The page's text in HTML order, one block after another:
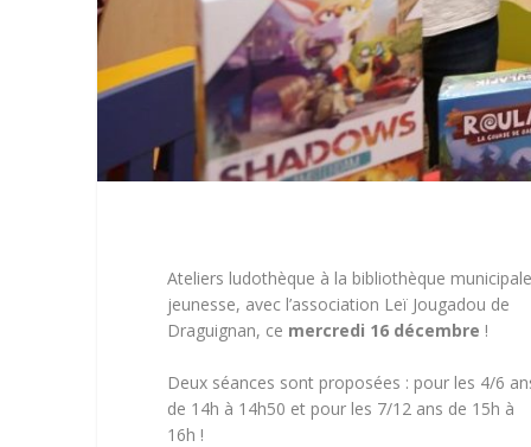
Ateliers ludothèque à la bibliothèque
jeunesse, avec l’association Leï Jougadou de
Draguignan, ce mercredi 16 décembre !
Deux séances sont proposées : pour les 4/6
de 14h à 14h50 et pour les 7/12 ans de 15h à
16h !